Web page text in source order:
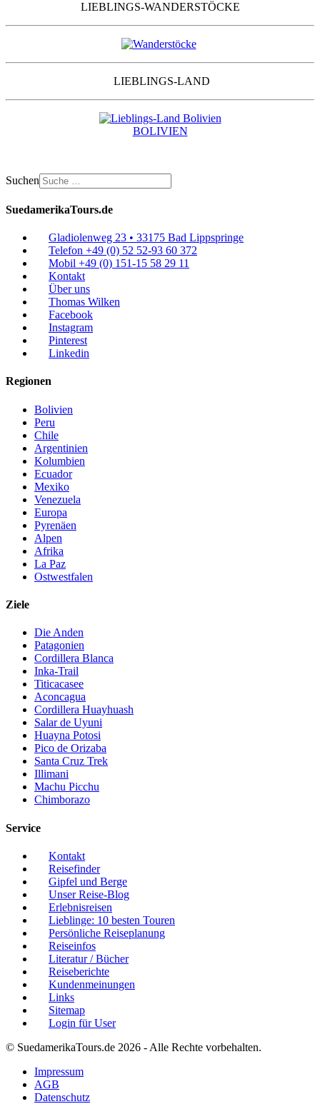
LIEBLINGS-WANDERSTÖCKE
LIEBLINGS-LAND
BOLIVIEN
Suchen
SuedamerikaTours.de
Gladiolenweg 23 • 33175 Bad Lippspringe
Telefon +49 (0) 52 52-93 60 372
Mobil +49 (0) 151-15 58 29 11
Kontakt
Über uns
Thomas Wilken
Facebook
Instagram
Pinterest
Linkedin
Regionen
Bolivien
Peru
Chile
Argentinien
Kolumbien
Ecuador
Mexiko
Venezuela
Europa
Pyrenäen
Alpen
Afrika
La Paz
Ostwestfalen
Ziele
Die Anden
Patagonien
Cordillera Blanca
Inka-Trail
Titicacasee
Aconcagua
Cordillera Huayhuash
Salar de Uyuni
Huayna Potosi
Pico de Orizaba
Santa Cruz Trek
Illimani
Machu Picchu
Chimborazo
Service
Kontakt
Reisefinder
Gipfel und Berge
Unser Reise-Blog
Erlebnisreisen
Lieblinge: 10 besten Touren
Persönliche Reiseplanung
Reiseinfos
Literatur / Bücher
Reiseberichte
Kundenmeinungen
Links
Sitemap
Login für User
© SuedamerikaTours.de 2026 - Alle Rechte vorbehalten.
Impressum
AGB
Datenschutz